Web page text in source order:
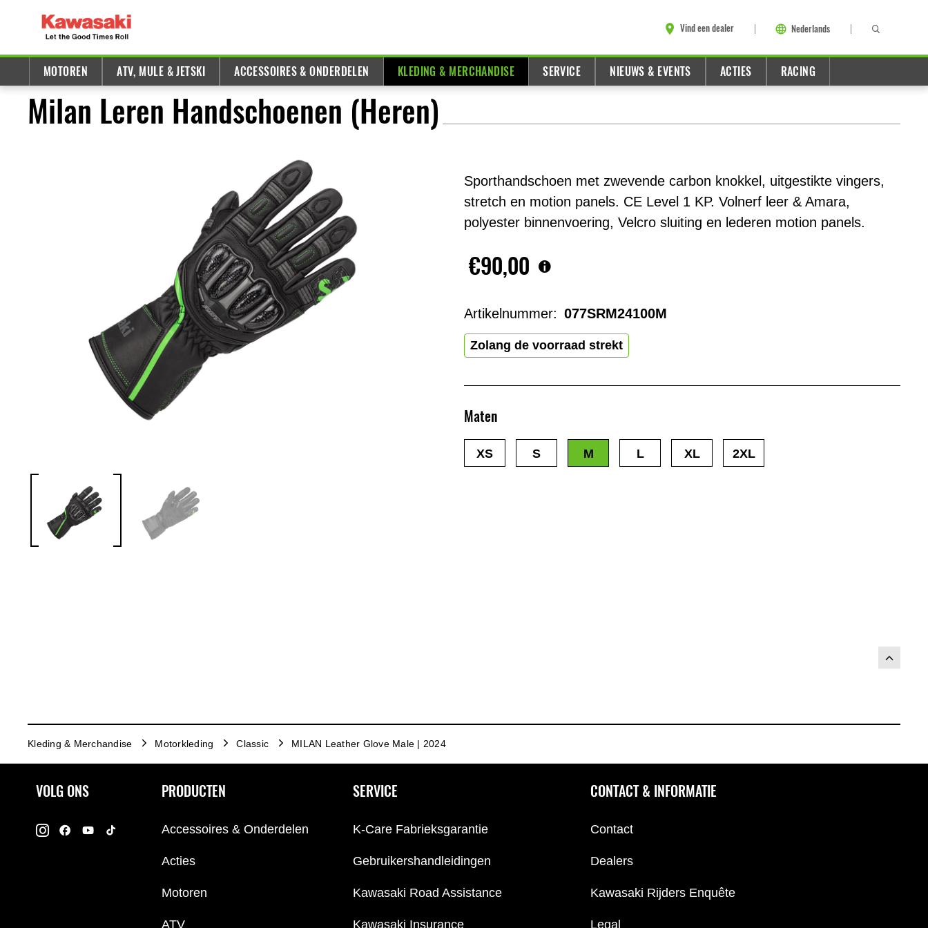
Vind een dealer Nederlands
MOTOREN ATV, MULE & JETSKI ACCESSOIRES & ONDERDELEN KLEDING & MERCHANDISE SERVICE NIEUWS & EVENTS ACTIES RACING
Milan Leren Handschoenen (Heren)
Sporthandschoen met zwevende carbon knokkel, uitgestikte vingers,
stretch en motion panels. CE Level 1 KP. Volnerf leer & Amara,
polyester binnenvoering, Velcro sluiting en lederen motion panels.
€90,00
Zolang de voorraad strekt
Maten
XS S M L XL 2XL
Artikelnummer: 077SRM24100M
Kleding & Merchandise Motorkleding Classic MILAN Leather Glove Male | 2024
VOLG ONS PRODUCTEN
Accessoires & Onderdelen
Acties
Motoren
ATV
SERVICE
K-Care Fabrieksgarantie
Gebruikershandleidingen
Kawasaki Road Assistance
Kawasaki Insurance
CONTACT & INFORMATIE
Contact
Dealers
Kawasaki Rijders Enquête
Legal